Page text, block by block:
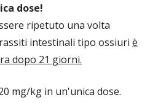
dose!
ripetuto una volta
intestinali tipo ossiuri è
dopo 21 giorni.
mg/kg in un'unica dose.